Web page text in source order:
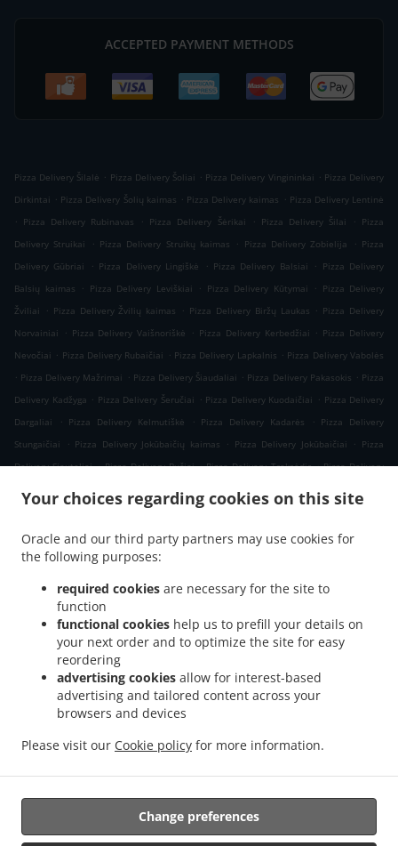
Your choices regarding cookies on this site
Oracle and our third party partners may use cookies for
the following purposes:
required cookies are necessary for the site to
function
functional cookies help us to prefill your details on
your next order and to optimize the site for easy
reordering
advertising cookies allow for interest-based
advertising and tailored content across your
browsers and devices
Please visit our Cookie policy for more information.
Change preferences
ACCEPTED PAYMENT METHODS
Pizza Delivery Šilalė . Pizza Delivery Šoliai . Pizza Delivery Vingininkai . Pizza Delivery
Dirkintai . Pizza Delivery Šolių kaimas . Pizza Delivery kaimas . Pizza Delivery Lentinė
. Pizza Delivery Rubinavas . Pizza Delivery Šėrikai . Pizza Delivery Šilai . Pizza
Delivery Struikai
. Pizza Delivery Struikų kaimas . Pizza Delivery Zobielija . Pizza
Delivery Gūbriai
. Pizza Delivery Lingiškė . Pizza Delivery Balsiai . Pizza Delivery
Balsių kaimas
. Pizza Delivery Leviškiai . Pizza Delivery Kūtymai . Pizza Delivery
Žviliai
. Pizza Delivery Žvilių kaimas . Pizza Delivery Biržų Laukas . Pizza Delivery
Norvainiai
. Pizza Delivery Vaišnoriškė . Pizza Delivery Kerbedžiai . Pizza Delivery
Nevočiai . Pizza Delivery Rubaičiai . Pizza Delivery Lapkalnis . Pizza Delivery Vabolės
. Pizza Delivery Mažrimai . Pizza Delivery Šiaudaliai . Pizza Delivery Pakasokis . Pizza
Delivery Kadžyga . Pizza Delivery Šeručiai . Pizza Delivery Kuodaičiai . Pizza Delivery
Dargaliai
. Pizza Delivery Kelmutiškė . Pizza Delivery Kadarės . Pizza Delivery
Stungaičiai
. Pizza Delivery Jokūbaičių kaimas . Pizza Delivery Jokūbaičiai . Pizza
Delivery Siauteliai . Pizza Delivery Bučiai . Pizza Delivery Traksėdis . Pizza Delivery
. . Pizza Delivery Vaišnoriškės kaimas .
Apidėmės
Pizza Delivery Klekniškė Pizza Delivery Jucaičių kaimas
Pizza Delivery
Kūtymų kaimas . Pizza Delivery Traksėdžio kaimas
Pizza Delivery Rugienos . Pizza Delivery Medeliškė .
Pizza Delivery Traksėdžiai . Pizza Delivery Padievytis . Pizza Delivery Mišučiai . Pizza
Delivery Bokštai
. Pizza Delivery Šukolai . Pizza Delivery Klabai . Pizza Delivery
Karūžiškė I . Pizza Delivery Pykaičiai
Pizza Delivery Mišučių kaimas . Pizza Delivery Pajėrubynis .
Jokūbaičiai, Šilalės sen. . Pizza Delivery Džiaugėnai
Pizza Delivery Kiaukai . Pizza Delivery Pailgotis .
. Sushi Delivery. Fast Food Delivery. Takeaway food delivery
Supported by: